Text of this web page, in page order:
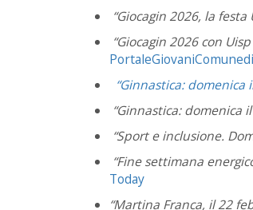
“Giocagin 2026, la
“Giocagin 2026 con
“Ginnastica: domenica
“Ginnastica: domenica
“Sport e inclusione.
“Fine settimana
Today
“Martina Franca, il 22